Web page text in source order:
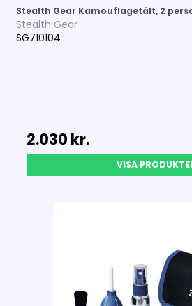
Stealth Gear Kamouflagetält, 2
Stealth Gear
SG710104
2.030 kr.
VISA